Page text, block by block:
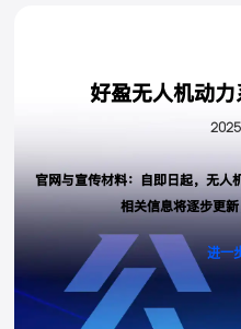
好盈无人机动
官网与宣传材料：自即日起，无人
相关信息将逐步更新
进一